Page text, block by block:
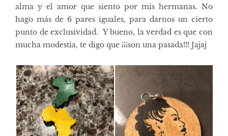
alma y el amor que siento por mis hermanas. No
hago más de 6 pares iguales, para darnos un cierto
punto de exclusividad. Y bueno, la verdad es que con
mucha modestia, te digo que ¡¡¡son una pasada!!! Jajaj